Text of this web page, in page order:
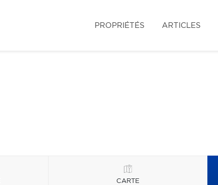
PROPRIÉTÉS ARTICLES
CARTE